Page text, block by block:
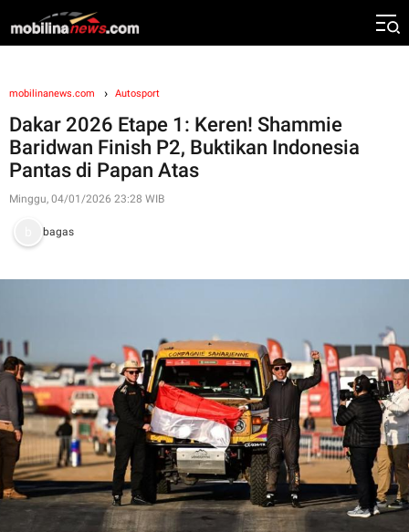
mobilinanews.com Autosport
Dakar 2026 Etape 1: Keren! Shammie
Baridwan Finish P2, Buktikan Indonesia
Pantas di Papan Atas
Minggu, 04/01/2026 23:28 WIB
bagas